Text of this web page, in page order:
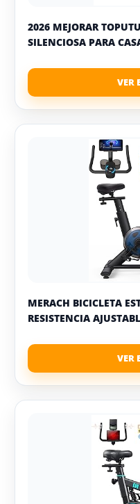
2026 MEJORAR
SILENCIOSA PARA
MERACH BICICLETA
RESISTENCIA